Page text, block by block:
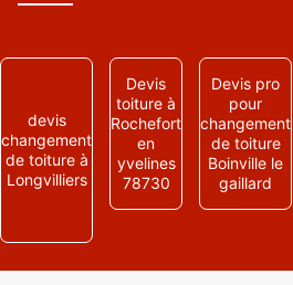
devis
changement
de toiture à
Longvilliers
Devis
toiture à
Rochefort
en
yvelines
78730
Devis pro
pour
changement
de toiture
Boinville le
gaillard